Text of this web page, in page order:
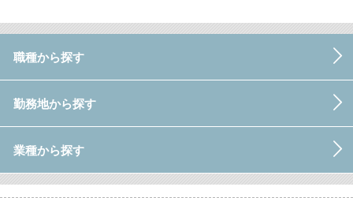
職種から探す
勤務地から探す
業種から探す